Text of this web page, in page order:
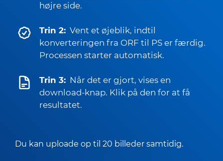
højre side.
Trin 2: Vent et øjeblik, indtil
konverteringen fra ORF til PS er færdig.
Processen starter automatisk.
Trin 3: Når det er gjort, vises en
download-knap. Klik på den for at få
resultatet.
Du kan uploade op til 20 billeder samtidig.